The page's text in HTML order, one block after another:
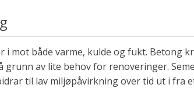
mot både varme, kulde og fukt. Betong
grunn av lite behov for renoveringer.
til lav miljøpåvirkning over tid ut i fra